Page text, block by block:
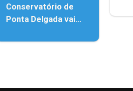
Conservatório de
Ponta Delgada vai
instrumentos